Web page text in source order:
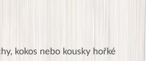
kokos nebo kousky hořké